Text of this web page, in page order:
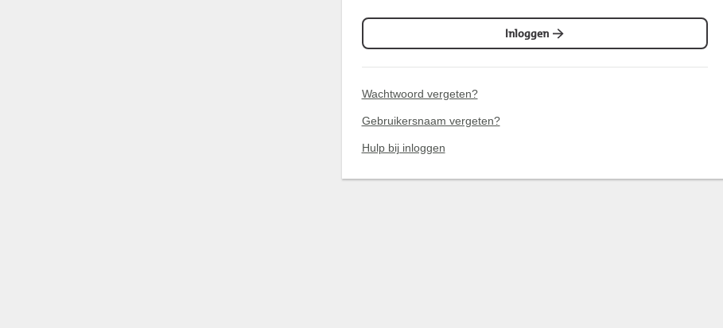
Inloggen
Wachtwoord vergeten?
Gebruikersnaam vergeten?
Hulp bij inloggen